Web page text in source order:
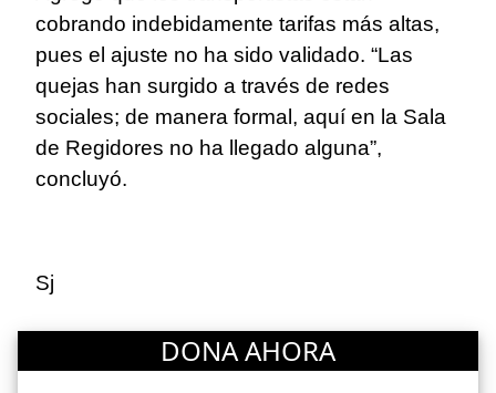
cobrando indebidamente tarifas más altas,
pues el ajuste no ha sido validado. “Las
quejas han surgido a través de redes
sociales; de manera formal, aquí en la Sala
de Regidores no ha llegado alguna”,
concluyó.
Sj
DONA AHORA